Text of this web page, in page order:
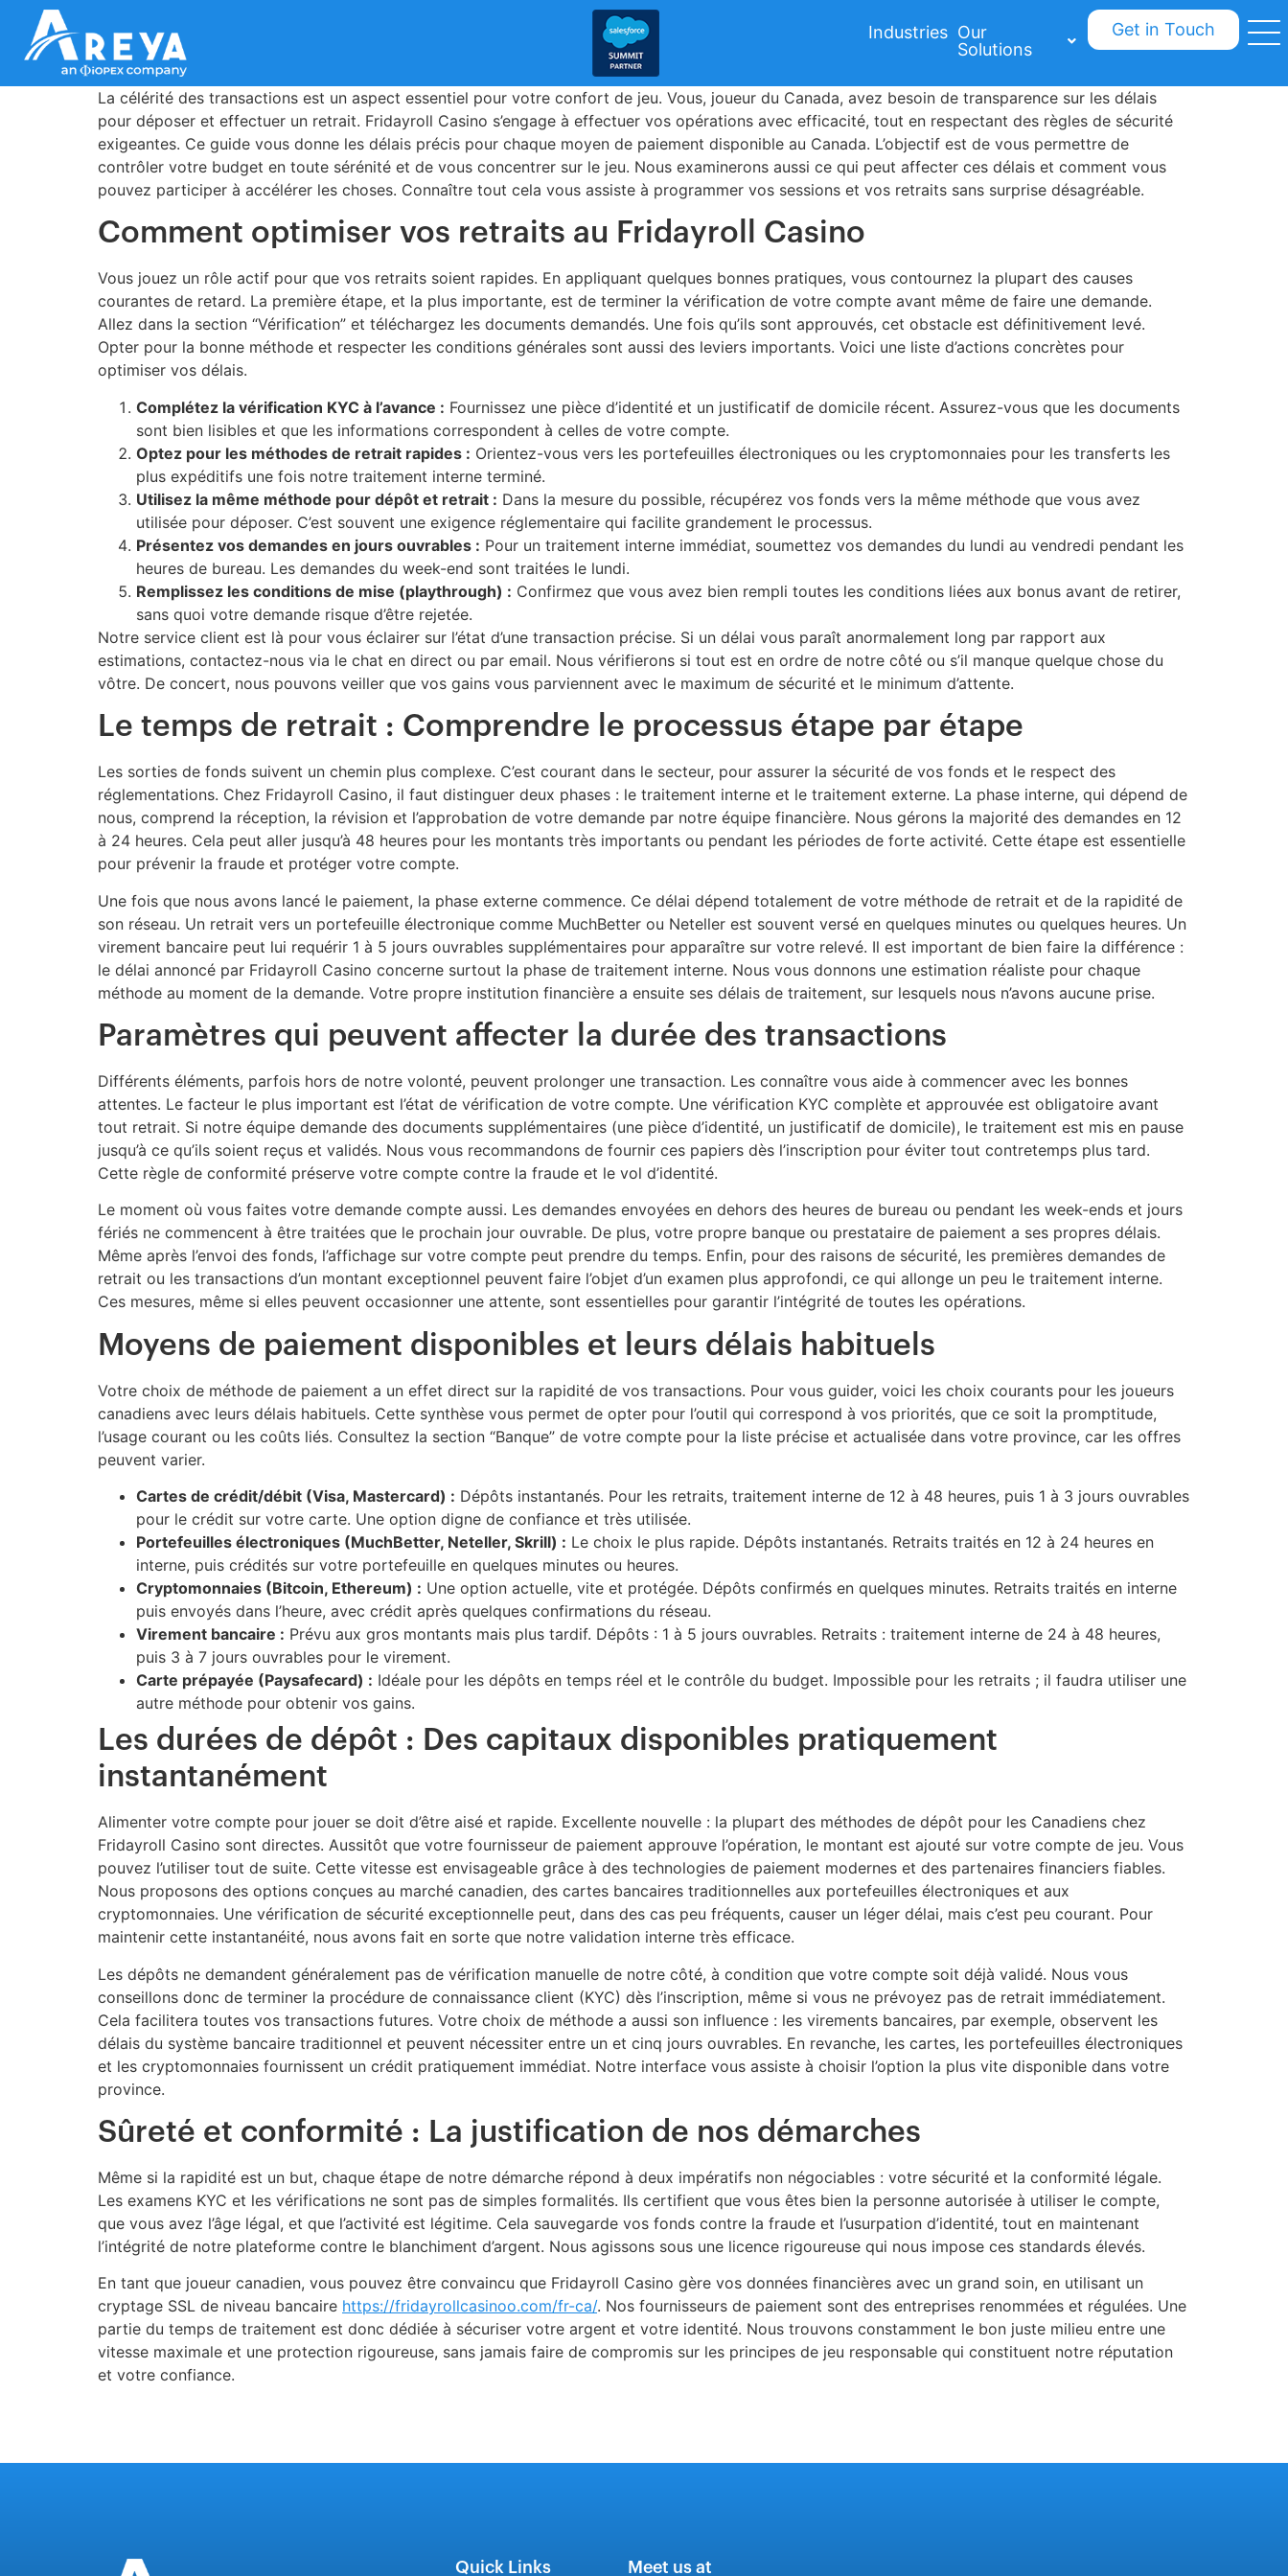
Industries Our
Solutions
Get in Touch
La célérité des transactions est un aspect essentiel pour votre confort de jeu. Vous, joueur du Canada, avez besoin de transparence sur les délais
pour déposer et effectuer un retrait. Fridayroll Casino s’engage à effectuer vos opérations avec efficacité, tout en respectant des règles de sécurité
exigeantes. Ce guide vous donne les délais précis pour chaque moyen de paiement disponible au Canada. L’objectif est de vous permettre de
contrôler votre budget en toute sérénité et de vous concentrer sur le jeu. Nous examinerons aussi ce qui peut affecter ces délais et comment vous
pouvez participer à accélérer les choses. Connaître tout cela vous assiste à programmer vos sessions et vos retraits sans surprise désagréable.
Comment optimiser vos retraits au Fridayroll Casino
Vous jouez un rôle actif pour que vos retraits soient rapides. En appliquant quelques bonnes pratiques, vous contournez la plupart des causes
courantes de retard. La première étape, et la plus importante, est de terminer la vérification de votre compte avant même de faire une demande.
Allez dans la section “Vérification” et téléchargez les documents demandés. Une fois qu’ils sont approuvés, cet obstacle est définitivement levé.
Opter pour la bonne méthode et respecter les conditions générales sont aussi des leviers importants. Voici une liste d’actions concrètes pour
optimiser vos délais.
Complétez la vérification KYC à l’avance : Fournissez une pièce d’identité et un justificatif de domicile récent. Assurez-vous que les documents
sont bien lisibles et que les informations correspondent à celles de votre compte.
Optez pour les méthodes de retrait rapides : Orientez-vous vers les portefeuilles électroniques ou les cryptomonnaies pour les transferts les
plus expéditifs une fois notre traitement interne terminé.
Utilisez la même méthode pour dépôt et retrait : Dans la mesure du possible, récupérez vos fonds vers la même méthode que vous avez
utilisée pour déposer. C’est souvent une exigence réglementaire qui facilite grandement le processus.
Présentez vos demandes en jours ouvrables : Pour un traitement interne immédiat, soumettez vos demandes du lundi au vendredi pendant les
heures de bureau. Les demandes du week-end sont traitées le lundi.
Remplissez les conditions de mise (playthrough) : Confirmez que vous avez bien rempli toutes les conditions liées aux bonus avant de retirer,
sans quoi votre demande risque d’être rejetée.
Notre service client est là pour vous éclairer sur l’état d’une transaction précise. Si un délai vous paraît anormalement long par rapport aux
estimations, contactez-nous via le chat en direct ou par email. Nous vérifierons si tout est en ordre de notre côté ou s’il manque quelque chose du
vôtre. De concert, nous pouvons veiller que vos gains vous parviennent avec le maximum de sécurité et le minimum d’attente.
Le temps de retrait : Comprendre le processus étape par étape
Les sorties de fonds suivent un chemin plus complexe. C’est courant dans le secteur, pour assurer la sécurité de vos fonds et le respect des
réglementations. Chez Fridayroll Casino, il faut distinguer deux phases : le traitement interne et le traitement externe. La phase interne, qui dépend de
nous, comprend la réception, la révision et l’approbation de votre demande par notre équipe financière. Nous gérons la majorité des demandes en 12
à 24 heures. Cela peut aller jusqu’à 48 heures pour les montants très importants ou pendant les périodes de forte activité. Cette étape est essentielle
pour prévenir la fraude et protéger votre compte.
Une fois que nous avons lancé le paiement, la phase externe commence. Ce délai dépend totalement de votre méthode de retrait et de la rapidité de
son réseau. Un retrait vers un portefeuille électronique comme MuchBetter ou Neteller est souvent versé en quelques minutes ou quelques heures. Un
virement bancaire peut lui requérir 1 à 5 jours ouvrables supplémentaires pour apparaître sur votre relevé. Il est important de bien faire la différence :
le délai annoncé par Fridayroll Casino concerne surtout la phase de traitement interne. Nous vous donnons une estimation réaliste pour chaque
méthode au moment de la demande. Votre propre institution financière a ensuite ses délais de traitement, sur lesquels nous n’avons aucune prise.
Paramètres qui peuvent affecter la durée des transactions
Différents éléments, parfois hors de notre volonté, peuvent prolonger une transaction. Les connaître vous aide à commencer avec les bonnes
attentes. Le facteur le plus important est l’état de vérification de votre compte. Une vérification KYC complète et approuvée est obligatoire avant
tout retrait. Si notre équipe demande des documents supplémentaires (une pièce d’identité, un justificatif de domicile), le traitement est mis en pause
jusqu’à ce qu’ils soient reçus et validés. Nous vous recommandons de fournir ces papiers dès l’inscription pour éviter tout contretemps plus tard.
Cette règle de conformité préserve votre compte contre la fraude et le vol d’identité.
Le moment où vous faites votre demande compte aussi. Les demandes envoyées en dehors des heures de bureau ou pendant les week-ends et jours
fériés ne commencent à être traitées que le prochain jour ouvrable. De plus, votre propre banque ou prestataire de paiement a ses propres délais.
Même après l’envoi des fonds, l’affichage sur votre compte peut prendre du temps. Enfin, pour des raisons de sécurité, les premières demandes de
retrait ou les transactions d’un montant exceptionnel peuvent faire l’objet d’un examen plus approfondi, ce qui allonge un peu le traitement interne.
Ces mesures, même si elles peuvent occasionner une attente, sont essentielles pour garantir l’intégrité de toutes les opérations.
Moyens de paiement disponibles et leurs délais habituels
Votre choix de méthode de paiement a un effet direct sur la rapidité de vos transactions. Pour vous guider, voici les choix courants pour les joueurs
canadiens avec leurs délais habituels. Cette synthèse vous permet de opter pour l’outil qui correspond à vos priorités, que ce soit la promptitude,
l’usage courant ou les coûts liés. Consultez la section “Banque” de votre compte pour la liste précise et actualisée dans votre province, car les offres
peuvent varier.
Cartes de crédit/débit (Visa, Mastercard) : Dépôts instantanés. Pour les retraits, traitement interne de 12 à 48 heures, puis 1 à 3 jours ouvrables
pour le crédit sur votre carte. Une option digne de confiance et très utilisée.
Portefeuilles électroniques (MuchBetter, Neteller, Skrill) : Le choix le plus rapide. Dépôts instantanés. Retraits traités en 12 à 24 heures en
interne, puis crédités sur votre portefeuille en quelques minutes ou heures.
Cryptomonnaies (Bitcoin, Ethereum) : Une option actuelle, vite et protégée. Dépôts confirmés en quelques minutes. Retraits traités en interne
puis envoyés dans l’heure, avec crédit après quelques confirmations du réseau.
Virement bancaire : Prévu aux gros montants mais plus tardif. Dépôts : 1 à 5 jours ouvrables. Retraits : traitement interne de 24 à 48 heures,
puis 3 à 7 jours ouvrables pour le virement.
Carte prépayée (Paysafecard) : Idéale pour les dépôts en temps réel et le contrôle du budget. Impossible pour les retraits ; il faudra utiliser une
autre méthode pour obtenir vos gains.
Les durées de dépôt : Des capitaux disponibles pratiquement
instantanément
Alimenter votre compte pour jouer se doit d’être aisé et rapide. Excellente nouvelle : la plupart des méthodes de dépôt pour les Canadiens chez
Fridayroll Casino sont directes. Aussitôt que votre fournisseur de paiement approuve l’opération, le montant est ajouté sur votre compte de jeu. Vous
pouvez l’utiliser tout de suite. Cette vitesse est envisageable grâce à des technologies de paiement modernes et des partenaires financiers fiables.
Nous proposons des options conçues au marché canadien, des cartes bancaires traditionnelles aux portefeuilles électroniques et aux
cryptomonnaies. Une vérification de sécurité exceptionnelle peut, dans des cas peu fréquents, causer un léger délai, mais c’est peu courant. Pour
maintenir cette instantanéité, nous avons fait en sorte que notre validation interne très efficace.
Les dépôts ne demandent généralement pas de vérification manuelle de notre côté, à condition que votre compte soit déjà validé. Nous vous
conseillons donc de terminer la procédure de connaissance client (KYC) dès l’inscription, même si vous ne prévoyez pas de retrait immédiatement.
Cela facilitera toutes vos transactions futures. Votre choix de méthode a aussi son influence : les virements bancaires, par exemple, observent les
délais du système bancaire traditionnel et peuvent nécessiter entre un et cinq jours ouvrables. En revanche, les cartes, les portefeuilles électroniques
et les cryptomonnaies fournissent un crédit pratiquement immédiat. Notre interface vous assiste à choisir l’option la plus vite disponible dans votre
province.
Sûreté et conformité : La justification de nos démarches
Même si la rapidité est un but, chaque étape de notre démarche répond à deux impératifs non négociables : votre sécurité et la conformité légale.
Les examens KYC et les vérifications ne sont pas de simples formalités. Ils certifient que vous êtes bien la personne autorisée à utiliser le compte,
que vous avez l’âge légal, et que l’activité est légitime. Cela sauvegarde vos fonds contre la fraude et l’usurpation d’identité, tout en maintenant
l’intégrité de notre plateforme contre le blanchiment d’argent. Nous agissons sous une licence rigoureuse qui nous impose ces standards élevés.
En tant que joueur canadien, vous pouvez être convaincu que Fridayroll Casino gère vos données financières avec un grand soin, en utilisant un
cryptage SSL de niveau bancaire https://fridayrollcasinoo.com/fr-ca/. Nos fournisseurs de paiement sont des entreprises renommées et régulées. Une
partie du temps de traitement est donc dédiée à sécuriser votre argent et votre identité. Nous trouvons constamment le bon juste milieu entre une
vitesse maximale et une protection rigoureuse, sans jamais faire de compromis sur les principes de jeu responsable qui constituent notre réputation
et votre confiance.
Quick Links Meet us at